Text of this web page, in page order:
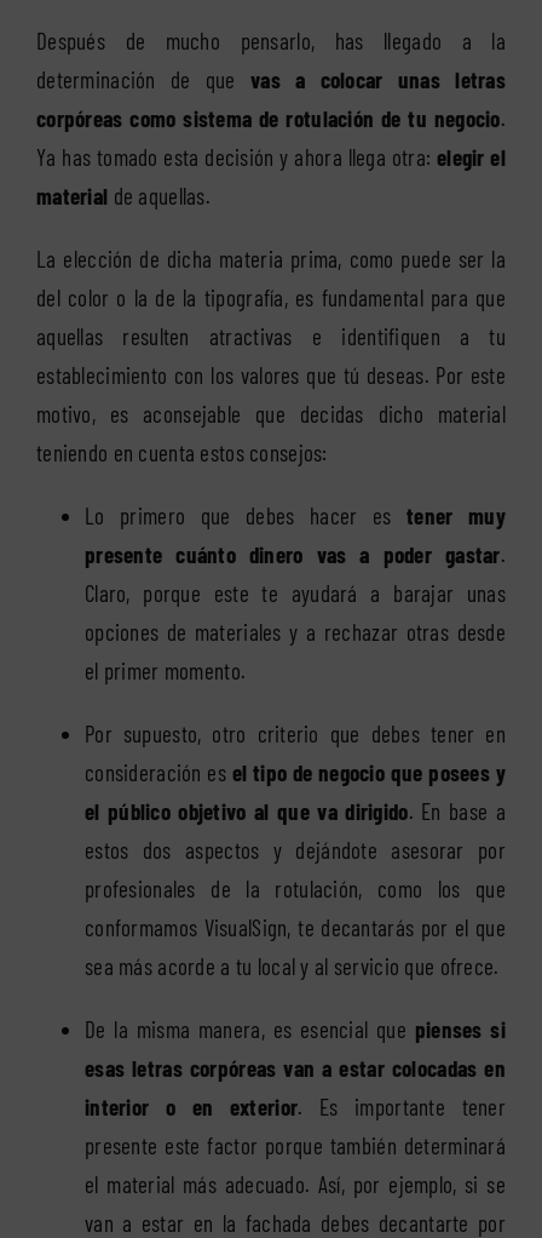
Después de mucho pensarlo, has llegado a la
determinación de que vas a colocar unas letras
corpóreas como sistema de rotulación de tu negocio.
Ya has tomado esta decisión y ahora llega otra: elegir el
material de aquellas.
La elección de dicha materia prima, como puede ser la
del color o la de la tipografía, es fundamental para que
aquellas resulten atractivas e identifiquen a tu
establecimiento con los valores que tú deseas. Por este
motivo, es aconsejable que decidas dicho material
teniendo en cuenta estos consejos:
Lo primero que debes hacer estener muy
presente cuánto dinero vas a poder gastar.
Claro, porque este te ayudará a barajar unas
opciones de materiales y a rechazar otras desde
el primer momento.
Por supuesto, otro criterio que debes tener en
consideración es el tipo de negocio que posees y
el público objetivo al que va dirigido. En base a
estos dos aspectos y dejándote asesorar por
profesionales de la rotulación, como los que
conformamos VisualSign, te decantarás por el que
sea más acorde a tu local y al servicio que ofrece.
De la misma manera, es esencial que pienses si
esas letras corpóreas van a estar colocadas en
interior o en exterior. Es importante tener
presente este factor porque también determinará
el material más adecuado. Así, por ejemplo, si se
van a estar en la fachada debes decantarte por